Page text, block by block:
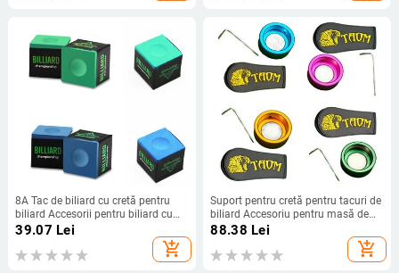
8A Tac de biliard cu cretă pentru
biliard Accesorii pentru biliard cu
cretă pentru snooker
39.07 Lei
add_shopping_cart
Suport pentru cretă pentru tacuri de
biliard Accesoriu pentru masă de
biliard Suport cu cretă pentru tacuri
88.38 Lei
add_shopping_cart